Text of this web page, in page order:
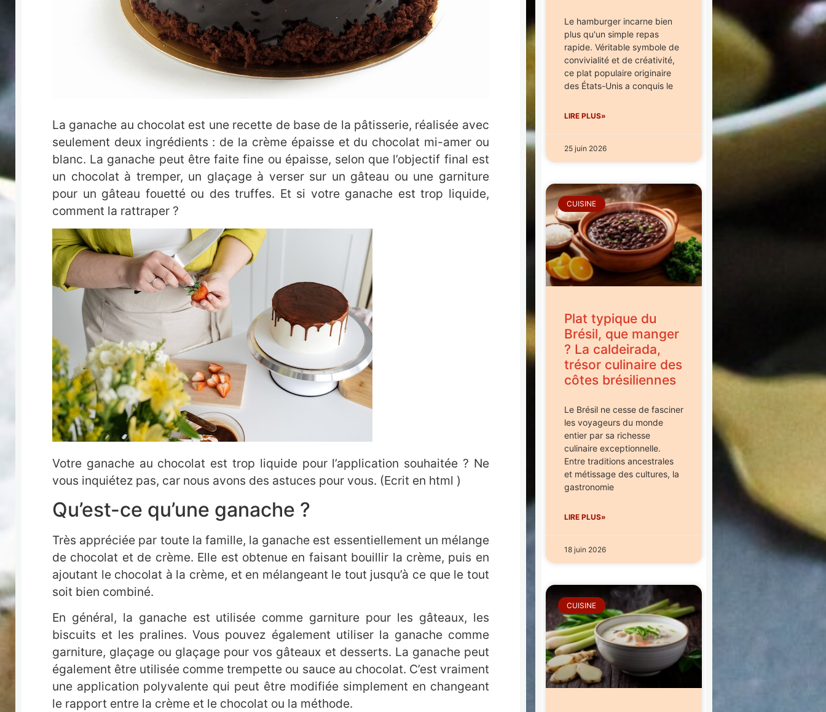
La ganache au chocolat est une recette de base de la pâtisserie, réalisée avec
seulement deux ingrédients : de la crème épaisse et du chocolat mi-amer ou
blanc. La ganache peut être faite fine ou épaisse, selon que l’objectif final est
un chocolat à tremper, un glaçage à verser sur un gâteau ou une garniture
pour un gâteau fouetté ou des truffes. Et si votre ganache est trop liquide,
comment la rattraper ?
Votre ganache au chocolat est trop liquide pour l’application souhaitée ? Ne
vous inquiétez pas, car nous avons des astuces pour vous. (Ecrit en html )
Qu’est-ce qu’une ganache ?
Très appréciée par toute la famille, la ganache est essentiellement un mélange
de chocolat et de crème. Elle est obtenue en faisant bouillir la crème, puis en
ajoutant le chocolat à la crème, et en mélangeant le tout jusqu’à ce que le tout
soit bien combiné.
En général, la ganache est utilisée comme garniture pour les gâteaux, les
biscuits et les pralines. Vous pouvez également utiliser la ganache comme
garniture, glaçage ou glaçage pour vos gâteaux et desserts. La ganache peut
également être utilisée comme trempette ou sauce au chocolat. C’est vraiment
une application polyvalente qui peut être modifiée simplement en changeant
le rapport entre la crème et le chocolat ou la méthode.
Le hamburger incarne bien
plus qu'un simple repas
rapide. Véritable symbole de
convivialité et de créativité,
ce plat populaire originaire
des États-Unis a conquis le
LIRE PLUS»
25 juin 2026
CUISINE
Plat typique du
Brésil, que manger
? La caldeirada,
trésor culinaire des
côtes brésiliennes
Le Brésil ne cesse de fasciner
les voyageurs du monde
entier par sa richesse
culinaire exceptionnelle.
Entre traditions ancestrales
et métissage des cultures, la
gastronomie
LIRE PLUS»
18 juin 2026
CUISINE